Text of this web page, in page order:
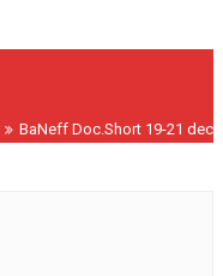
BaNeff Doc.Short 19-21 dec